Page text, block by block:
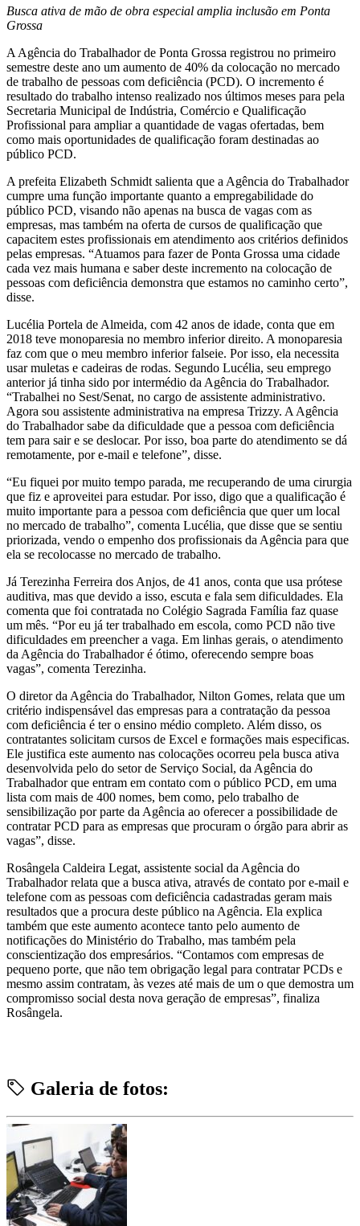
Busca ativa de mão de obra especial amplia inclusão em Ponta
Grossa
A Agência do Trabalhador de Ponta Grossa registrou no primeiro
semestre deste ano um aumento de 40% da colocação no mercado
de trabalho de pessoas com deficiência (PCD). O incremento é
resultado do trabalho intenso realizado nos últimos meses para pela
Secretaria Municipal de Indústria, Comércio e Qualificação
Profissional para ampliar a quantidade de vagas ofertadas, bem
como mais oportunidades de qualificação foram destinadas ao
público PCD.
A prefeita Elizabeth Schmidt salienta que a Agência do Trabalhador
cumpre uma função importante quanto a empregabilidade do
público PCD, visando não apenas na busca de vagas com as
empresas, mas também na oferta de cursos de qualificação que
capacitem estes profissionais em atendimento aos critérios definidos
pelas empresas. “Atuamos para fazer de Ponta Grossa uma cidade
cada vez mais humana e saber deste incremento na colocação de
pessoas com deficiência demonstra que estamos no caminho certo”,
disse.
Lucélia Portela de Almeida, com 42 anos de idade, conta que em
2018 teve monoparesia no membro inferior direito. A monoparesia
faz com que o meu membro inferior falseie. Por isso, ela necessita
usar muletas e cadeiras de rodas. Segundo Lucélia, seu emprego
anterior já tinha sido por intermédio da Agência do Trabalhador.
“Trabalhei no Sest/Senat, no cargo de assistente administrativo.
Agora sou assistente administrativa na empresa Trizzy. A Agência
do Trabalhador sabe da dificuldade que a pessoa com deficiência
tem para sair e se deslocar. Por isso, boa parte do atendimento se dá
remotamente, por e-mail e telefone”, disse.
“Eu fiquei por muito tempo parada, me recuperando de uma cirurgia
que fiz e aproveitei para estudar. Por isso, digo que a qualificação é
muito importante para a pessoa com deficiência que quer um local
no mercado de trabalho”, comenta Lucélia, que disse que se sentiu
priorizada, vendo o empenho dos profissionais da Agência para que
ela se recolocasse no mercado de trabalho.
Já Terezinha Ferreira dos Anjos, de 41 anos, conta que usa prótese
auditiva, mas que devido a isso, escuta e fala sem dificuldades. Ela
comenta que foi contratada no Colégio Sagrada Família faz quase
um mês. “Por eu já ter trabalhado em escola, como PCD não tive
dificuldades em preencher a vaga. Em linhas gerais, o atendimento
da Agência do Trabalhador é ótimo, oferecendo sempre boas
vagas”, comenta Terezinha.
O diretor da Agência do Trabalhador, Nilton Gomes, relata que um
critério indispensável das empresas para a contratação da pessoa
com deficiência é ter o ensino médio completo. Além disso, os
contratantes solicitam cursos de Excel e formações mais especificas.
Ele justifica este aumento nas colocações ocorreu pela busca ativa
desenvolvida pelo do setor de Serviço Social, da Agência do
Trabalhador que entram em contato com o público PCD, em uma
lista com mais de 400 nomes, bem como, pelo trabalho de
sensibilização por parte da Agência ao oferecer a possibilidade de
contratar PCD para as empresas que procuram o órgão para abrir as
vagas”, disse.
Rosângela Caldeira Legat, assistente social da Agência do
Trabalhador relata que a busca ativa, através de contato por e-mail e
telefone com as pessoas com deficiência cadastradas geram mais
resultados que a procura deste público na Agência. Ela explica
também que este aumento acontece tanto pelo aumento de
notificações do Ministério do Trabalho, mas também pela
conscientização dos empresários. “Contamos com empresas de
pequeno porte, que não tem obrigação legal para contratar PCDs e
mesmo assim contratam, às vezes até mais de um o que demostra um
compromisso social desta nova geração de empresas”, finaliza
Rosângela.
Galeria de fotos: